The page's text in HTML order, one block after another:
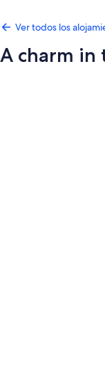
Ver todos los
A charm in